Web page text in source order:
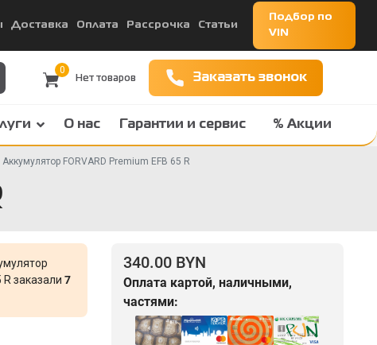
Доставка Оплата Рассрочка Статьи
Подбор по
VIN
0
Заказать звонок
О нас Гарантии и сервис % Акции
Аккумулятор FORVARD Premium EFB 65 R
R заказали 7
340.00 BYN
Оплата картой, наличными,
частями: